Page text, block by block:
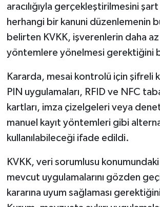
aracılığıyla gerçekleştirilmesini
herhangi bir kanuni düzenlemenin
belirten KVKK, işverenlerin daha
yöntemlere yönelmesi gerektiğini
Kararda, mesai kontrolü için şifreli
PIN uygulamaları, RFID ve NFC
kartları, imza çizelgeleri veya
manuel kayıt yöntemleri gibi
kullanılabileceği ifade edildi.
KVKK, veri sorumlusu
mevcut uygulamalarını gözden
kararına uyum sağlaması